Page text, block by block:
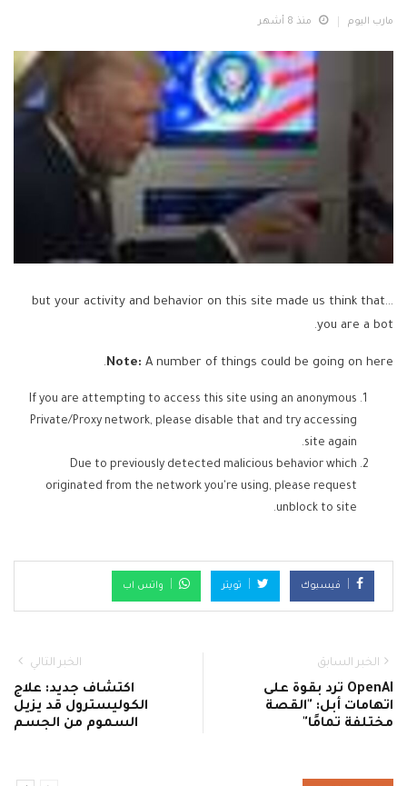
مارب اليوم منذ 8 أشهر
...but your activity and behavior on this site made us think that
you are a bot.
Note: A number of things could be going on here.
If you are attempting to access this site using an anonymous
Private/Proxy network, please disable that and try accessing
site again.
Due to previously detected malicious behavior which
originated from the network you're using, please request
unblock to site.
فيسبوك تويتر واتس اب
الخبر السابق
OpenAI ترد بقوة على
اتهامات أبل: "القصة
مختلفة تمامًا"
الخبر التالي
اكتشاف جديد: علاج
الكوليسترول قد يزيل
السموم من الجسم